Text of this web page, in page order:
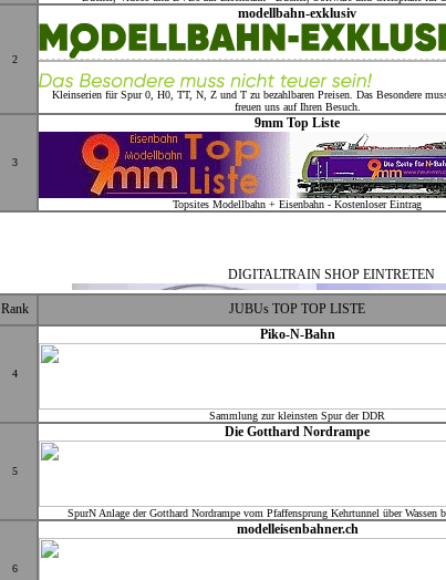
2
modellbahn-exklusiv
Kleinserien für Spur 0, H0, TT, N, Z und T zu bezahlbaren Preisen. Das Besondere
freuen uns auf Ihren Besuch.
3
9mm Top Liste
Topsites Modellbahn + Eisenbahn - Kostenloser Eintrag
DIGITALTRAIN SHOP EINTRETEN
DIGITALTRAIN SHOP EINTRETEN
Rank JUBUs TOP TOP LISTE
4
Piko-N-Bahn
Sammlung zur kleinsten Spur der DDR
5
Die Gotthard Nordrampe
SpurN Anlage der Gotthard Nordrampe vom Pfaffensprung Kehrtunnel über Wassen
6
modelleisenbahner.ch